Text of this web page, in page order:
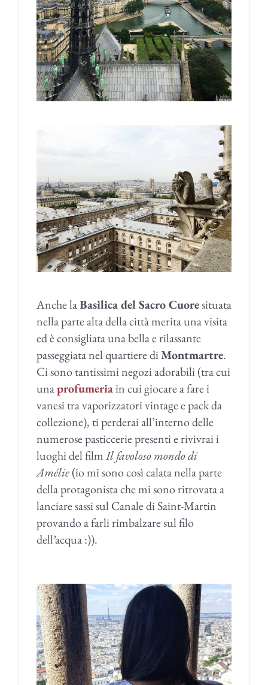
Anche laBasilica del Sacro Cuoresituata
nella parte alta della città merita una visita
ed è consigliata una bella e rilassante
passeggiata nel quartiere diMontmartre.
Ci sono tantissimi negozi adorabili (tra cui
unaprofumeriain cui giocare a fare i
vanesi tra vaporizzatori vintage e pack da
collezione), ti perderai all’interno delle
numerose pasticcerie presenti e rivivrai i
luoghi del filmIl favoloso mondo di
Amélie(io mi sono così calata nella parte
della protagonista che mi sono ritrovata a
lanciare sassi sul Canale di Saint-Martin
provando a farli rimbalzare sul filo
dell’acqua :)).